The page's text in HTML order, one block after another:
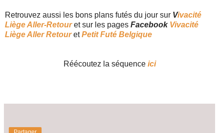
Retrouvez aussi les bons plans futés du jour sur Vivacité
Liège Aller-Retouret sur les pages Facebook Vivacité
Liège Aller RetouretPetit Futé Belgique
Réécoutez la séquence ici